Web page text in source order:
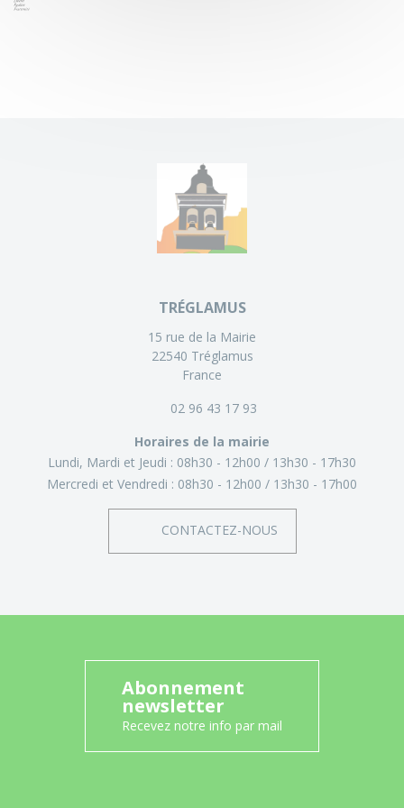
TRÉGLAMUS
15 rue de la Mairie
22540 Tréglamus
France
02 96 43 17 93
Horaires de la mairie
Lundi, Mardi et Jeudi : 08h30 - 12h00
13h30 - 17h30
Mercredi et Vendredi : 08h30 - 12h00 13h30 - 17h00
CONTACTEZ-NOUS
Abonnement
newsletter
Recevez notre info par mail